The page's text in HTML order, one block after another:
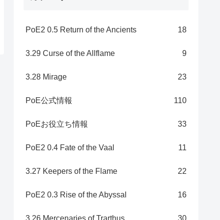
PoE2 0.5 Return of the Ancients 18
3.29 Curse of the Allflame 9
3.28 Mirage 23
PoE公式情報 110
PoEお役立ち情報 33
PoE2 0.4 Fate of the Vaal 11
3.27 Keepers of the Flame 22
PoE2 0.3 Rise of the Abyssal 16